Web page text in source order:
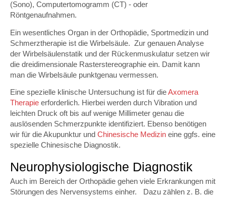
(Sono), Computertomogramm (CT) - oder
Röntgenaufnahmen.
Ein wesentliches Organ in der Orthopädie, Sportmedizin und
Schmerztherapie ist die Wirbelsäule. Zur genauen Analyse
der Wirbelsäulenstatik und der Rückenmuskulatur setzen wir
die dreidimensionale Rasterstereographie ein. Damit kann
man die Wirbelsäule punktgenau vermessen.
Eine spezielle klinische Untersuchung ist für dieAxomera
Therapie erforderlich. Hierbei werden durch Vibration und
leichten Druck oft bis auf wenige Millimeter genau die
auslösenden Schmerzpunkte identifiziert. Ebenso benötigen
wir für die Akupunktur und Chinesische Medizin eine ggfs. eine
spezielle Chinesische Diagnostik.
Neurophysiologische Diagnostik
Auch im Bereich der Orthopädie gehen viele Erkrankungen mit
Störungen des Nervensystems einher. Dazu zählen z. B. die